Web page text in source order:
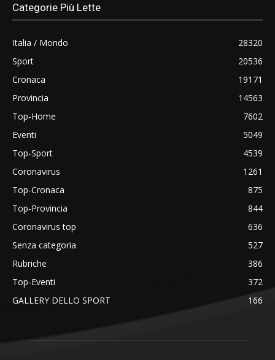
Categorie Più Lette
Italia / Mondo
28320
Sport
20536
Cronaca
19171
Provincia
14563
Top-Home
7602
Eventi
5049
Top-Sport
4539
Coronavirus
1261
Top-Cronaca
875
Top-Provincia
844
Coronavirus top
636
Senza categoria
527
Rubriche
386
Top-Eventi
372
GALLERY DELLO SPORT
166